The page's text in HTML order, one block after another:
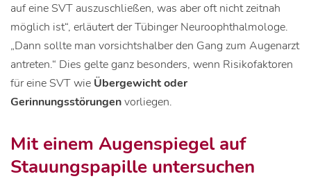
auf eine SVT auszuschließen, was aber oft nicht zeitnah
möglich ist“, erläutert der Tübinger Neuroophthalmologe.
„Dann sollte man vorsichtshalber den Gang zum Augenarzt
antreten.“ Dies gelte ganz besonders, wenn Risikofaktoren
für eine SVT wie Übergewicht oder
Gerinnungsstörungenvorliegen.
Mit einem Augenspiegel auf
Stauungspapille untersuchen